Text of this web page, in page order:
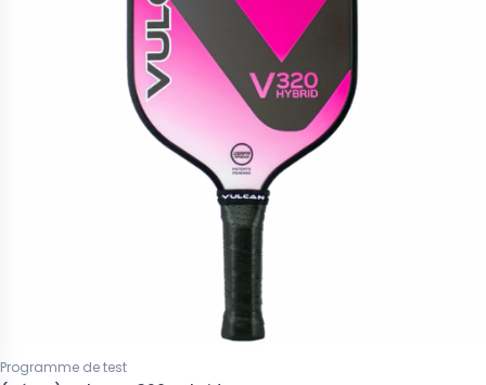
239,00 €
Programme de test